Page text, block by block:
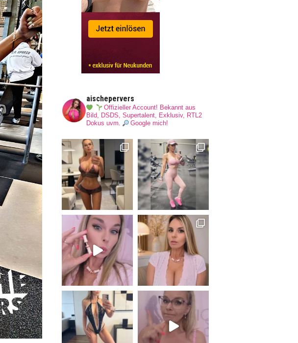
aischepervers
Offizieller Account! Bekannt aus
Bild, DSDS, Supertalent, Exklusiv, RTL2
Dokus uvm.
Google mich!